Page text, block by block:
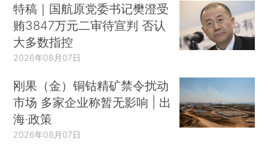
特稿｜国航原党委书记樊澄受
贿3847万元二审待宣判 否认
大多数指控
2026年08月07日
刚果（金）铜钴精矿禁令扰动
市场 多家企业称暂无影响 | 出
海·政策
2026年08月07日